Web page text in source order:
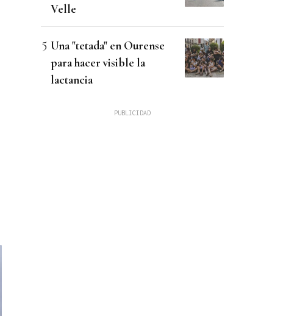
Velle
Una "tetada" en Ourense
para hacer visible la
lactancia